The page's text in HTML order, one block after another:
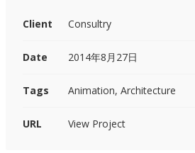
Client Consultry
Date 2014年8月27日
Tags Animation, Architecture
URL View Project